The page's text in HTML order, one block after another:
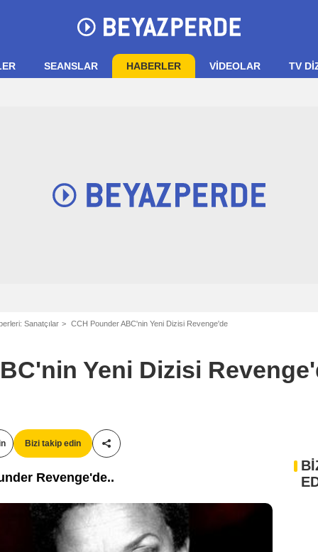
SEANSLAR HABERLER VIDEOLAR TV
Sanatçılar CCH Pounder ABC'nin Yeni Dizisi Revenge'de
Yeni Dizisi
Bizi takip edin
Paylaş!
Revenge'de..